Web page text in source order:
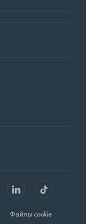
Файлы cookie